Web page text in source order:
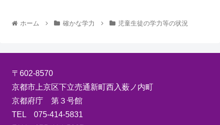
ホーム 確かな学力 児童生徒の学力等の状況
〒602-8570
京都市上京区下立売通新町西入薮ノ内町
京都府庁 第３号館
TEL 075-414-5831